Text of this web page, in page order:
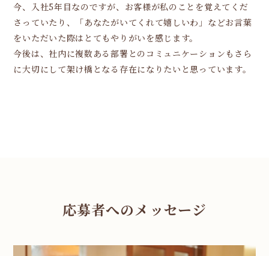
今、入社5年目なのですが、お客様が私のことを覚えてくだ
さっていたり、「あなたがいてくれて嬉しいわ」などお言葉
をいただいた際はとてもやりがいを感じます。
今後は、社内に複数ある部署とのコミュニケーションもさら
に大切にして架け橋となる存在になりたいと思っています。
応募者へのメッセージ